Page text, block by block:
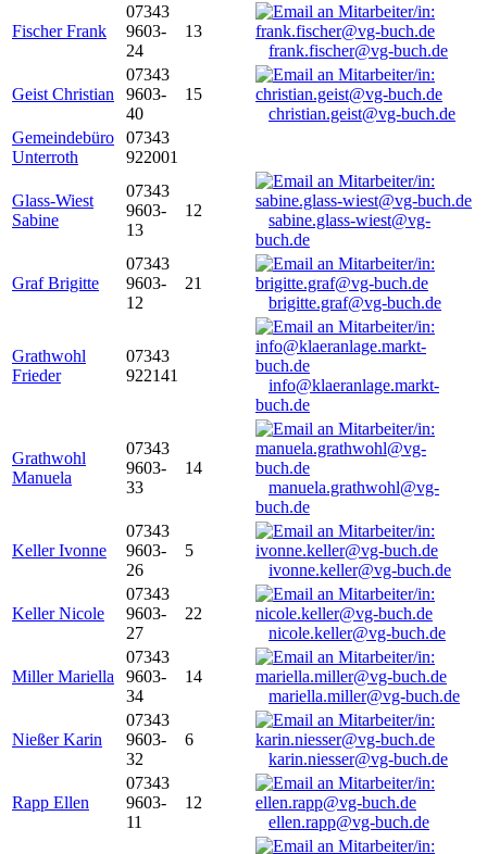
Fischer Frank
07343
9603-
24
13
frank.fischer@vg-buch.de
Geist Christian
07343
9603-
40
15
christian.geist@vg-buch.de
Gemeindebüro
Unterroth
07343
922001
Glass-Wiest
Sabine
07343
9603-
13
12
sabine.glass-wiest@vg-
buch.de
Graf Brigitte
07343
9603-
12
21
brigitte.graf@vg-buch.de
Grathwohl
Frieder
07343
922141
info@klaeranlage.markt-
buch.de
Grathwohl
Manuela
07343
9603-
33
14
manuela.grathwohl@vg-
buch.de
Keller Ivonne
07343
9603-
26
5
ivonne.keller@vg-buch.de
Keller Nicole
07343
9603-
27
22
nicole.keller@vg-buch.de
Miller Mariella
07343
9603-
34
14
mariella.miller@vg-buch.de
Nießer Karin
07343
9603-
32
6
karin.niesser@vg-buch.de
Rapp Ellen
07343
9603-
11
12
ellen.rapp@vg-buch.de